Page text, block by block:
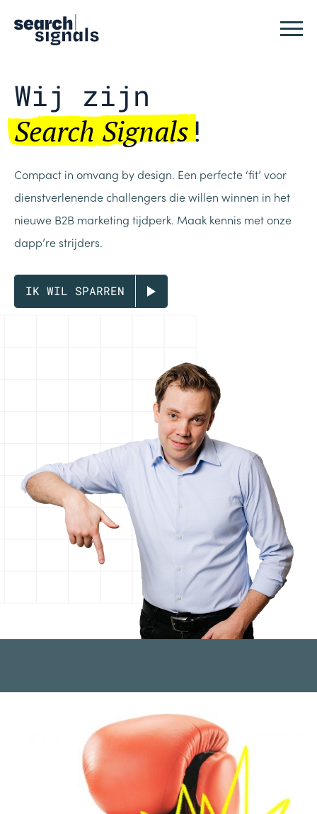
Wij zijn
Search Signals!
Compact in omvang by design. Een perfecte ‘fit’ voor
dienstverlenende challengers die willen winnen in het
nieuwe B2B marketing tijdperk. Maak kennis met onze
dapp’re strijders.
IK WIL SPARREN